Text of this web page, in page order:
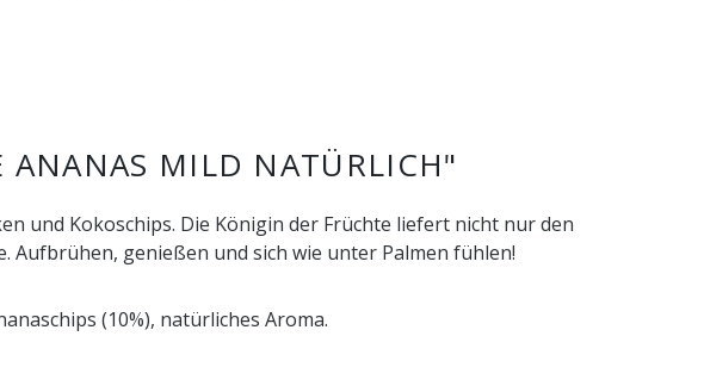
ANANAS MILD NATÜRLICH"
und Kokoschips. Die Königin der Früchte liefert nicht nur den
Aufbrühen, genießen und sich wie unter Palmen fühlen!
(10%), natürliches Aroma.